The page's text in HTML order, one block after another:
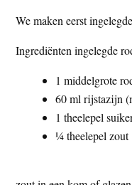
We maken eerst
Ingrediënten ingelegde
1 middelgrote
60 ml rijstazijn
1 theelepel
¼ theelepel zout